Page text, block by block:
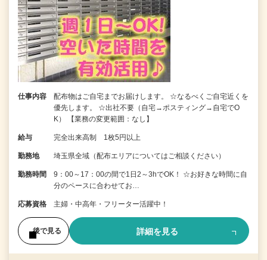
仕事内容
配布物はご自宅までお届けします。 ☆なるべくご自宅近くを
優先します。 ☆出社不要（自宅→ポスティング→自宅でO
K） 【業務の変更範囲：なし】
給与 完全出来高制 1枚5円以上
勤務地 埼玉県全域（配布エリアについてはご相談ください）
勤務時間
9：00～17：00の間で1日2～3hでOK！ ☆お好きな時間に自
分のペースに合わせてお…
応募資格 主婦・中高年・フリーター活躍中！
後で見る 詳細を見る